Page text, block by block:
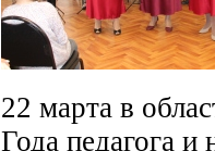
22 марта в
Года педагога и